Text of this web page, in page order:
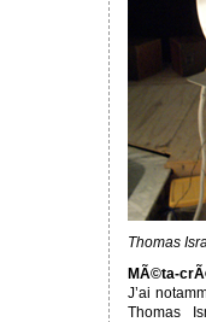
Thomas
MÃ©ta-
J’ai
Thomas